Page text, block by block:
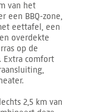
van het
een BBQ-zone,
eettafel, een
overdekte
op de
Extra comfort
2,5 km van